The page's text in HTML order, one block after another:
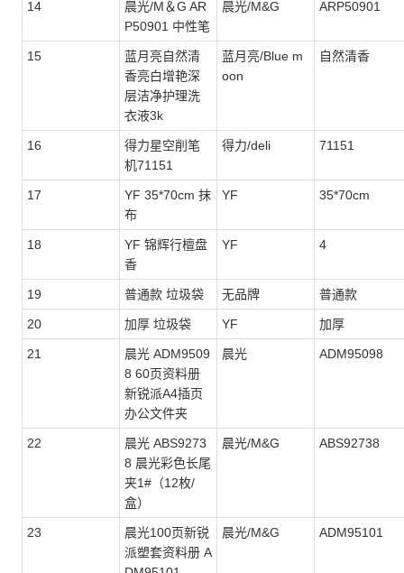
14
晨光/M＆G AR
P50901 中性笔
晨光/M&G ARP50901
15
蓝月亮自然清
香亮白增艳深
层洁净护理洗
衣液3k
蓝月亮/Blue m
oon
自然清香
16
得力星空削笔
机71151
得力/deli 71151
17
YF 35*70cm 抹
布
YF 35*70cm
18
YF 锦辉行檀盘
香
YF 4
19 普通款 垃圾袋 无品牌 普通款
20 加厚 垃圾袋 YF 加厚
21
晨光 ADM9509
8 60页资料册
新锐派A4插页
办公文件夹
晨光 ADM95098
22
晨光 ABS9273
8 晨光彩色长尾
夹1#（12枚/
盒）
晨光/M&G ABS92738
23
晨光100页新锐
派塑套资料册 A
晨光/M&G ADM95101